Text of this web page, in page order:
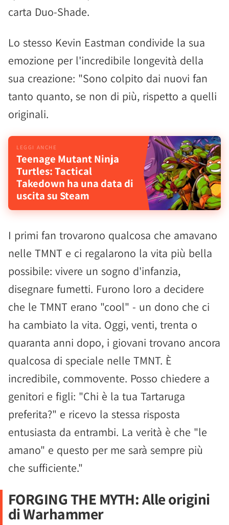
carta Duo-Shade.
Lo stesso Kevin Eastman condivide la sua
emozione per l'incredibile longevità della
sua creazione: "Sono colpito dai nuovi fan
tanto quanto, se non di più, rispetto a quelli
originali.
Teenage Mutant Ninja
Turtles: Tactical
Takedown ha una data di
uscita su Steam
I primi fan trovarono qualcosa che amavano
nelle TMNT e ci regalarono la vita più bella
possibile: vivere un sogno d'infanzia,
disegnare fumetti. Furono loro a decidere
che le TMNT erano "cool" - un dono che ci
ha cambiato la vita. Oggi, venti, trenta o
quaranta anni dopo, i giovani trovano ancora
qualcosa di speciale nelle TMNT. È
incredibile, commovente. Posso chiedere a
genitori e figli: "Chi è la tua Tartaruga
preferita?" e ricevo la stessa risposta
entusiasta da entrambi. La verità è che "le
amano" e questo per me sarà sempre più
che sufficiente."
FORGING THE MYTH: Alle origini
di Warhammer